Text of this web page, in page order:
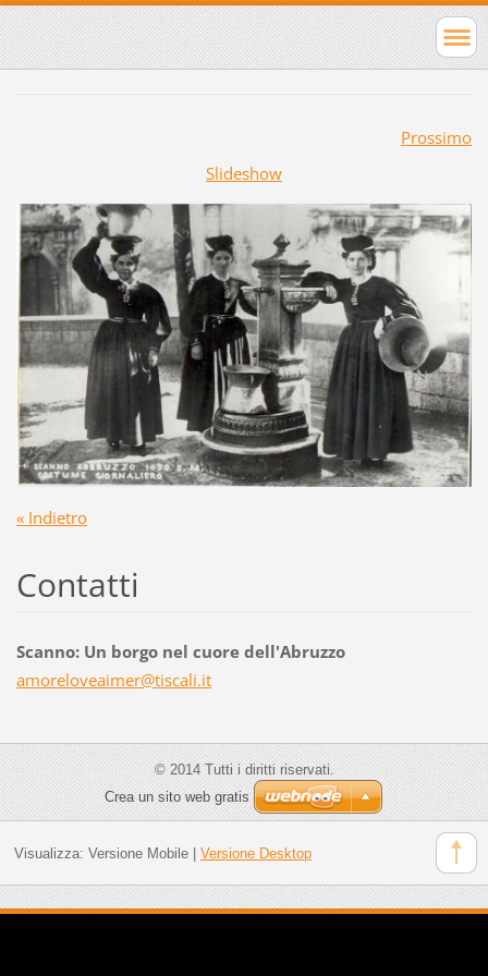
Prossimo
Slideshow
« Indietro
Contatti
Scanno: Un borgo nel cuore dell'Abruzzo
amoreloveaimer@tiscali.it
© 2014 Tutti i diritti riservati.
Crea un sito web gratis
Visualizza: Versione Mobile| Versione Desktop